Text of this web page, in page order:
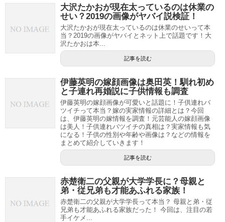
大沢たかおが現在太っているのは休業の
せい？2019の画像がヤバイ説検証！
大沢たかおが現在太っているのは休業のせいって本
当？2019の画像がヤバイとネット上で話題です！大
沢たかおは本...
記事を読む
伊藤英明の嫁顔画像は奥田英！馴れ初め
と子連れ再婚説に子供情報も調査
伊藤英明の嫁顔画像が可愛いと話題に！子供連れバ
ツイチって本当？嫁の実家情報の詳細とは？今回
は、伊藤英明の嫁情報を調査！元芸能人の嫁顔画像
は美人！子供連れバツイチの真相は？実家情報も気
になる！子供の性別や年齢や画像は？などの情報を
まとめて紹介していきます！
記事を読む
赤楚衛二の父親が大学学長に？母親と
弟・従兄弟も才能あふれる家族！
赤楚衛二の父親が大学学長って本当？ 母親と弟・従
兄弟も才能あふれる家族だった！ 今回は、注目の若
手イケメ...